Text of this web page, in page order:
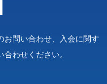
お問い合わせ、入会に関す
わせください。